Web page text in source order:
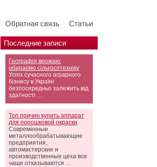
Обратная связь Статьи
Последние записи
Географія врожаю:
обираємо сільгосптехніку
Успіх сучасного аграрного
бізнесу в Україні
безпосередньо залежить від
здатності …
Топ причин купить аппарат
для порошковой окраски
Современные
металлообрабатывающие
предприятия,
автомастерские и
производственные цеха все
чаще отказываются …